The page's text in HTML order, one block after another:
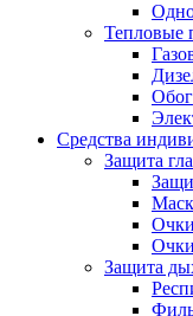
Тепловые
Средства
Защита
Защита